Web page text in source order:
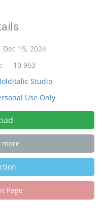
Dec 19, 2024
10,963
Studio
Use Only
more
Page